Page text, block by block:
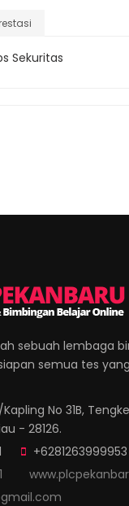
Sekuritas
sebuah lembaga
semua tes
No 31B,
- 28126.
+6281263999953